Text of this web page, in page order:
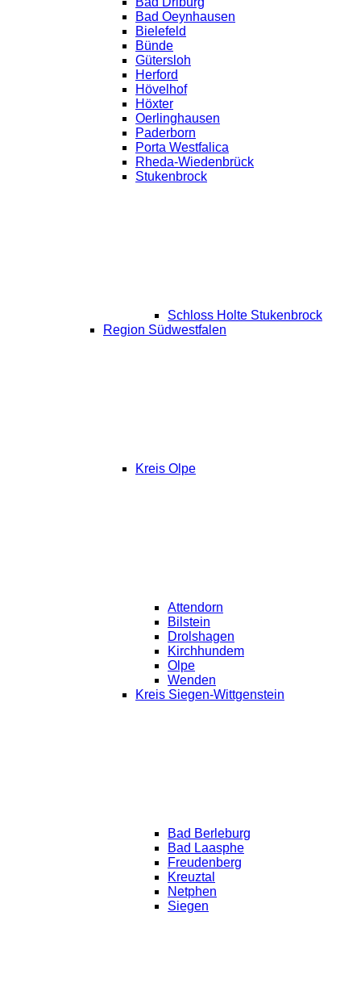
Bad Oeynhausen
Bielefeld
Bünde
Gütersloh
Herford
Hövelhof
Höxter
Oerlinghausen
Paderborn
Porta Westfalica
Rheda-Wiedenbrück
Stukenbrock
Schloss Holte Stukenbrock
Region Südwestfalen
Kreis Olpe
Attendorn
Bilstein
Drolshagen
Kirchhundem
Olpe
Wenden
Kreis Siegen-Wittgenstein
Bad Berleburg
Bad Laasphe
Freudenberg
Kreuztal
Netphen
Siegen